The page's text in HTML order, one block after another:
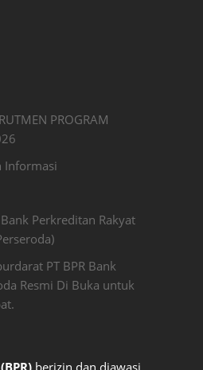
PROGRAM
Informasi
Perkreditan Rakyat
PT BPR Bank
Resmi Di Buka untuk
berizin dan diawasi